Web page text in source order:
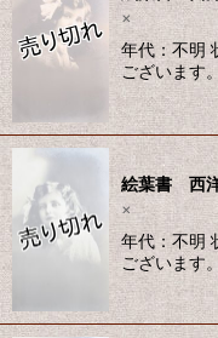
×
年代：不明
ございます
絵葉書 西
×
年代：不明
ございます